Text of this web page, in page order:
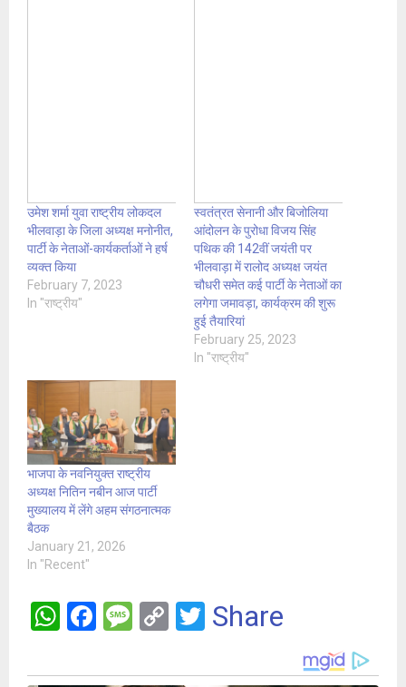
उमेश शर्मा युवा राष्ट्रीय लोकदल
भीलवाड़ा के जिला अध्यक्ष मनोनीत,
पार्टी के नेताओं-कार्यकर्ताओं ने हर्ष
व्यक्त किया
February 7, 2023
In "राष्ट्रीय"
स्वतंत्रत सेनानी और बिजोलिया
आंदोलन के पुरोधा विजय सिंह
पथिक की 142वीं जयंती पर
भीलवाड़ा में रालोद अध्यक्ष जयंत
चौधरी समेत कई पार्टी के नेताओं का
लगेगा जमावड़ा, कार्यक्रम की शुरू
हुई तैयारियां
February 25, 2023
In "राष्ट्रीय"
भाजपा के नवनियुक्त राष्ट्रीय
अध्यक्ष नितिन नबीन आज पार्टी
मुख्यालय में लेंगे अहम संगठनात्मक
बैठक
January 21, 2026
In "Recent"
W
at
F
ce
M
s
C
py
T
tt
Share